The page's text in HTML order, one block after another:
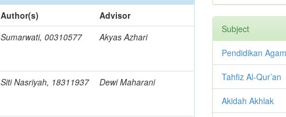
Author(s)
Advisor
Sumarwati, 00310577 Akyas Azhari
Siti Nasriyah, 18311937 Dewi Maharani
Subject
Pendidikan
Tahfiz Al-Qur’an
Akidah Akhlak